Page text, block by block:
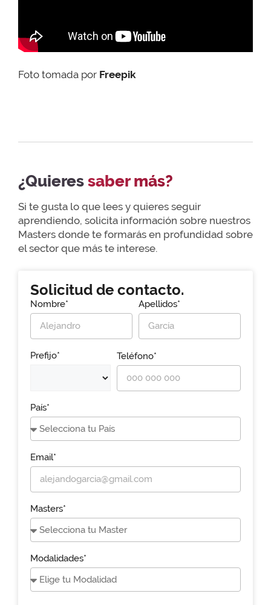
Foto tomada por Freepik
¿Quieressaber más?
Si te gusta lo que lees y quieres seguir
aprendiendo, solicita información sobre nuestros
Masters donde te formarás en profundidad sobre
el sector que más te interese.
Solicitud de contacto.
Nombre* Apellidos*
Prefijo* Teléfono*
País*
Email*
Masters*
Modalidades*